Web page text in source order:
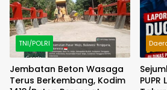
TNI/POLRI
Jembatan Beton Wasaga
Terus Berkembang, Kodim